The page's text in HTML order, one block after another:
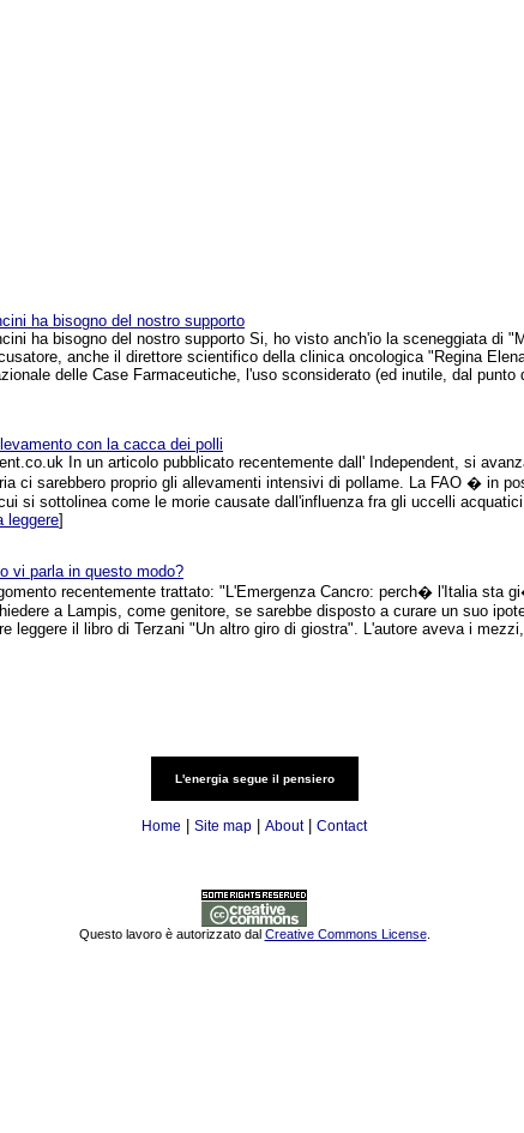
ha bisogno del nostro supporto
ha bisogno del nostro supporto Si, ho visto anch'io la sceneggiata di
anche il direttore scientifico della clinica oncologica "Regina
delle Case Farmaceutiche, l'uso sconsiderato (ed inutile, dal
con la cacca dei polli
In un articolo pubblicato recentemente dall' Independent, si
ci sarebbero proprio gli allevamenti intensivi di pollame. La FAO � in
si sottolinea come le morie causate dall'influenza fra gli uccelli
leggere]
vi parla in questo modo?
recentemente trattato: "L'Emergenza Cancro: perch� l'Italia sta
a Lampis, come genitore, se sarebbe disposto a curare un suo
leggere il libro di Terzani "Un altro giro di giostra". L'autore aveva i
L'energia segue il pensiero
Home Site map About| Contact
Questo lavoro è autorizzato dal Creative Commons License.